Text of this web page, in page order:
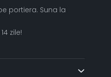
portiera. Suna la
zile!